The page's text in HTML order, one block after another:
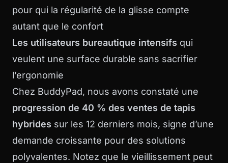
pour qui la régularité de la glisse compte
autant que le confort
Les utilisateurs bureautique intensifs qui
veulent une surface durable sans sacrifier
l’ergonomie
Chez BuddyPad, nous avons constaté une
progression de 40 % des ventes de tapis
hybrides sur les 12 derniers mois, signe d’une
demande croissante pour des solutions
polyvalentes. Notez que le vieillissement peut